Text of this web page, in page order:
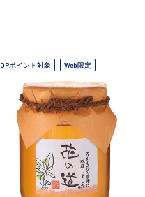
OPポイント対象 Web限定